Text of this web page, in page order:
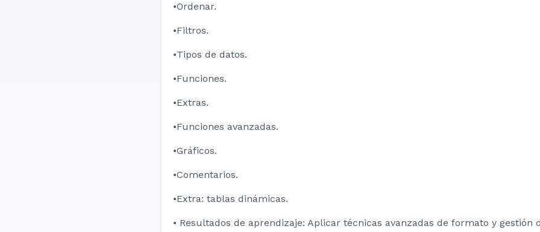
•Ordenar.
•Filtros.
•Tipos de datos.
•Funciones.
•Extras.
•Funciones avanzadas.
•Gráficos.
•Comentarios.
•Extra: tablas dinámicas.
• Resultados de aprendizaje: Aplicar técnicas avanzadas de formato y gestión